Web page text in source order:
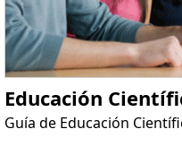
Educación
Guía de Educación